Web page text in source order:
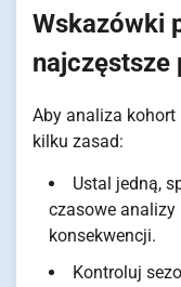
Wskazówki
najczęstsze
Aby analiza kohort
kilku zasad:
Ustal jedną,
czasowe
konsekwencji.
Kontroluj